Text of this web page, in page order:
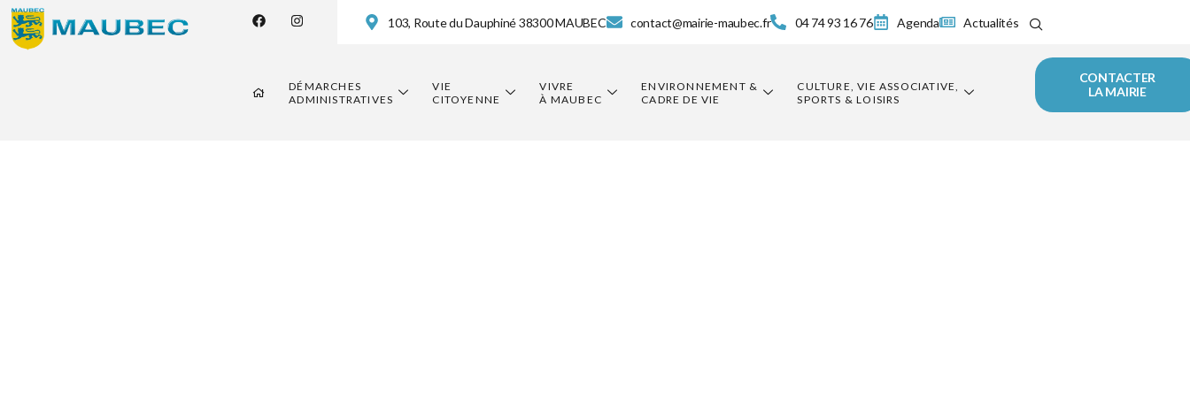
103, Route du Dauphiné 38300 MAUBEC contact@mairie-maubec.fr 04 74 93 16 76 Agenda Actualités
DÉMARCHES
ADMINISTRATIVES
VIE
CITOYENNE
VIVRE
À MAUBEC
ENVIRONNEMENT &
CADRE DE VIE
CULTURE, VIE ASSOCIATIVE,
SPORTS & LOISIRS
CONTACTER
LA MAIRIE